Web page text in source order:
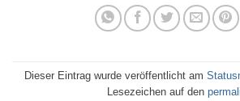
Dieser Eintrag wurde veröffentlicht am
Lesezeichen auf den